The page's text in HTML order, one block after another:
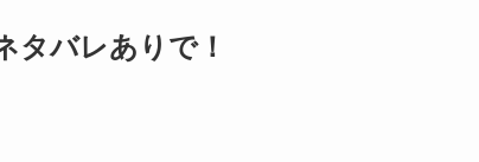
タバレありで！